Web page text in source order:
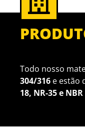
Todo nosso
304/316 e estão
18, NR-35 e NBR